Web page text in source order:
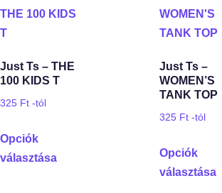
Just Ts – THE
100 KIDS T
325 Ft -tól
Opciók
választása
Just Ts –
WOMEN’S
TANK TOP
325 Ft -tól
Opciók
választása